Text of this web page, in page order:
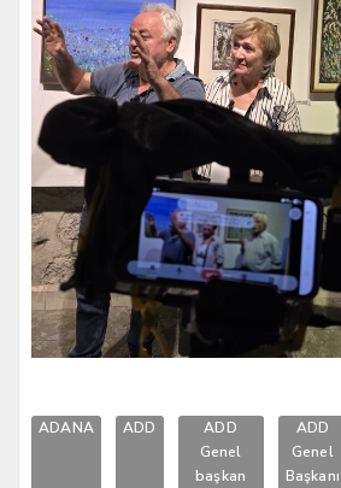
ADANA ADD
ADD
Genel
başkan
ADD
Genel
Başkanı